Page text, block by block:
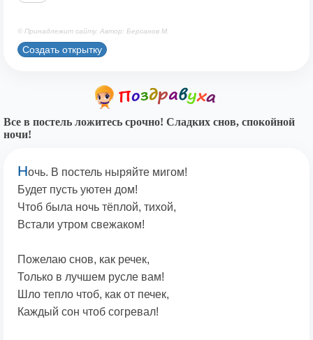
© Принадлежит сайту. Автор: Берсанов М.
Создать открытку
Все в постель ложитесь срочно! Сладких снов, спокойной
ночи!
Ночь. В постель ныряйте мигом!
Будет пусть уютен дом!
Чтоб была ночь тёплой, тихой,
Встали утром свежаком!
Пожелаю снов, как речек,
Только в лучшем русле вам!
Шло тепло чтоб, как от печек,
Каждый сон чтоб согревал!